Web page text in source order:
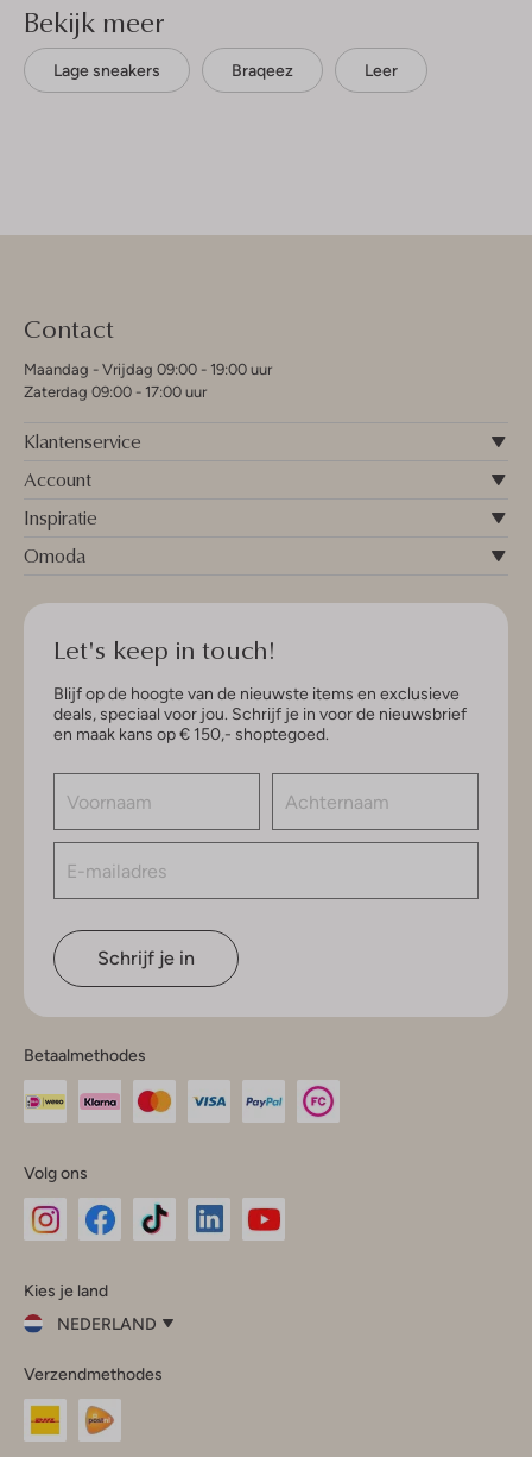
Bekijk meer
Lage sneakers Braqeez Leer
Contact
Maandag - Vrijdag 09:00 - 19:00 uur
Zaterdag 09:00 - 17:00 uur
Klantenservice
Account
Inspiratie
Omoda
Let's keep in touch!
Blijf op de hoogte van de nieuwste items en exclusieve
deals, speciaal voor jou. Schrijf je in voor de nieuwsbrief
en maak kans op € 150,- shoptegoed.
Schrijf je in
Betaalmethodes
Volg ons
InstagramFacebook
Kies je land
NEDERLAND
je
land
Nederland
Verzendmethodes